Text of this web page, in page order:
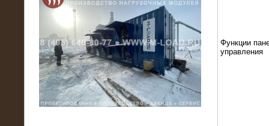
Функции
управления